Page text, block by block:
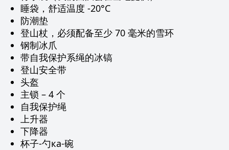
睡袋，舒适温度 -20°C
防潮垫
登山杖，必须配备至少 70 毫米的雪环
钢制冰爪
带自我保护系绳的冰镐
登山安全带
头盔
主锁 – 4 个
自我保护绳
上升器
下降器
杯子-勺ка-碗